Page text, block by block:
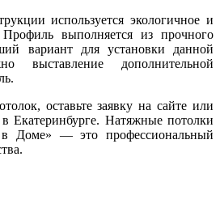
используется экологичное и
выполняется из прочного
вариант для установки данной
выставление дополнительной
оставьте заявку на сайте или
Екатеринбурге. Натяжные потолки
Доме» — это профессиональный